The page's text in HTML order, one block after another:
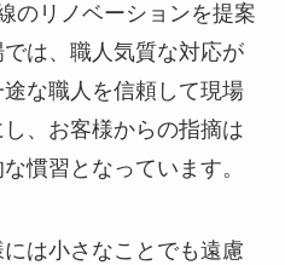
のリノベーションを提案
は、職人気質な対応が
な職人を信頼して現場
、お客様からの指摘は
慣習となっています。
は小さなことでも遠慮